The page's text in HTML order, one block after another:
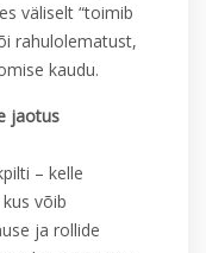
väliselt “toimib
rahulolematust,
kaudu.
jaotus
– kelle
võib
ja rollide